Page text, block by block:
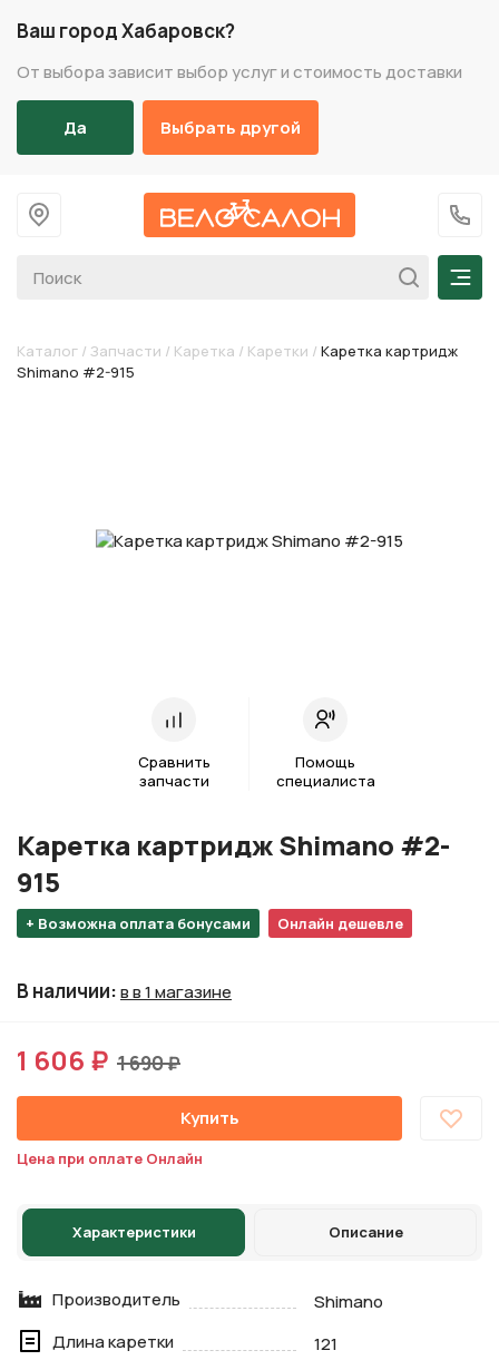
Ваш город Хабаровск?
От выбора зависит выбор услуг и стоимость доставки
Да Выбрать другой
На главную
+7
Каталог / Запчасти / Каретка / Каретки / Каретка картридж
Shimano #2-915
Сравнить
запчасти
Помощь
специалиста
+ Возможна оплата бонусами Онлайн дешевле
Каретка картридж Shimano #2-
915
В наличии:в в 1 магазине
1 606 ₽ 1 690 ₽
Купить
Цена при оплате Онлайн
Характеристики Описание
Производитель
Shimano
Длина каретки
121